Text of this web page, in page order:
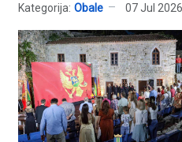
Kategorija: Obale 07 Jul 2026